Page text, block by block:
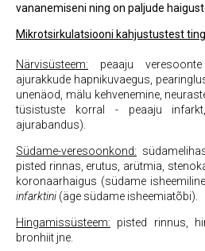
vananemiseni ning on paljude
Mikrotsirkulatsiooni kahjustustest
Närvisüsteem:
peaaju
ajurakkude hapnikuvaegus,
unenäod, mälu kehvenemine,
tüsistuste korral - peaaju
ajurabandus).
Südame-veresoonkond:
pisted rinnas, erutus, arütmia,
koronaarhaigus (südame
infarktini (äge südame isheemiatõbi).
Hingamissüsteem: pisted rinnus,
bronhiit jne.